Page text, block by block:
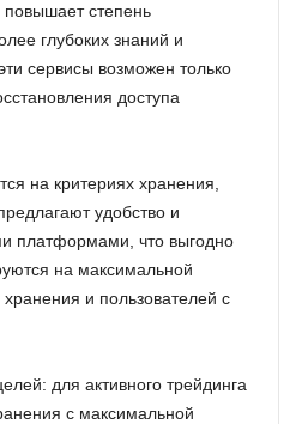
повышает степень
глубоких знаний и
сервисы возможен только
доступа
на критериях хранения,
удобство и
платформами, что выгодно
на максимальной
и пользователей с
для активного трейдинга
с максимальной